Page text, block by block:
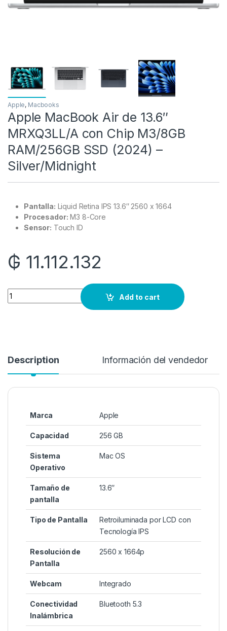
Apple, Macbooks
Apple MacBook Air de 13.6″
MRXQ3LL/A con Chip M3/8GB
RAM/256GB SSD (2024) –
Silver/Midnight
Pantalla: Liquid Retina IPS 13.6″ 2560 x 1664
Procesador: M3 8-Core
Sensor: Touch ID
₲ 11.112.132
Quantity
Add to cart
Description Información del vendedor
Marca Apple
Capacidad 256 GB
Sistema
Operativo
Mac OS
Tamaño de
pantalla
13.6″
Tipo de Pantalla
Retroiluminada por LCD con
Tecnología IPS
Resolución de
Pantalla
2560 x 1664p
Webcam Integrado
Conectividad
Inalámbrica
Bluetooth 5.3